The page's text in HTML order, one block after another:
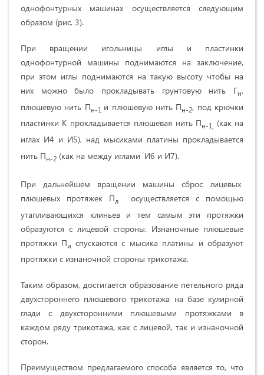
однофонтурных машинах осуществляется следующим
образом (рис. 3).
При вращении игольницы иглы и пластинки
однофонтурной машины поднимаются на заключение,
при этом иглы поднимаются на такую высоту чтобы на
них можно было прокладывать грунтовую нить Гн,
плюшевую нить Пн-1 и плюшевую нить Пн-2, под крючки
пластинки К прокладывается плюшевая нить Пн-1, (как на
иглах И4 и И5), над мысиками платины прокладывается
нить Пн-2 (как на между иглами И6 и И7).
При дальнейшем вращении машины сброс лицевых
плюшевых протяжек Пл осуществляется с помощью
утапливающихся клиньев и тем самым эти протяжки
образуются с лицевой стороны. Изнаночные плюшевые
протяжки Пи спускаются с мысика платины и образуют
протяжки с изнаночной стороны трикотажа.
Таким образом, достигается образование петельного ряда
двухстороннего плюшевого трикотажа на базе кулирной
глади с двухсторонними плюшевыми протяжками в
каждом ряду трикотажа, как с лицевой, так и изнаночной
сторон.
Преимуществом предлагаемого способа является то, что